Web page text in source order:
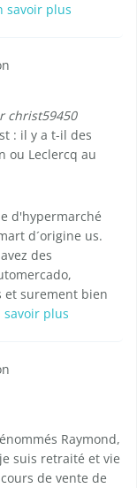
savoir plus
christ59450
: il y a t-il des
ou Leclercq au
d'hypermarché
d´origine us.
des
et surement bien
savoir plus
Raymond,
suis retraité et vie
de vente de